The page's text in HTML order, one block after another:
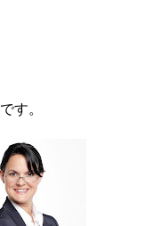
です。